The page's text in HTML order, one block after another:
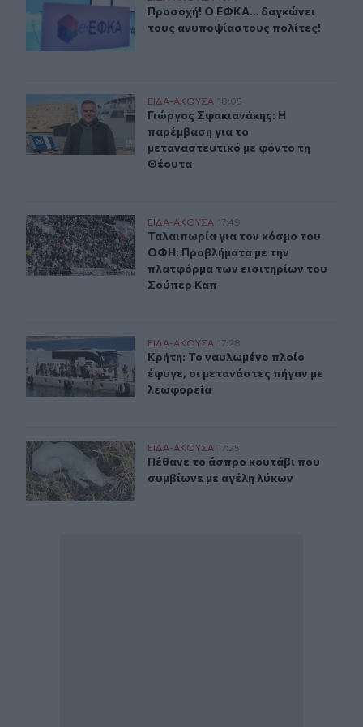
Προσοχή! Ο ΕΦΚΑ… δαγκώνει τους
Προσοχή! Ο ΕΦΚΑ… δαγκώνει
τους ανυποψίαστους πολίτες!
Γιώργος Σφακιανάκης: Η παρέμβαση για το
ΕΙΔΑ-ΑΚΟΥΣΑ 18:05
Γιώργος Σφακιανάκης: Η
Γιώργος Σφακιανάκης: Η
παρέμβαση για το
μεταναστευτικό με φόντο τη
Θέουτα
Ταλαιπωρία για τον κόσμο του ΟΦΗ: Προβλήματα με
ΕΙΔΑ-ΑΚΟΥΣΑ 17:49
Ταλαιπωρία για τον κόσμο του
Ταλαιπωρία για τον κόσμο του
ΟΦΗ: Προβλήματα με την
πλατφόρμα των εισιτηρίων του
Σούπερ Καπ
Κρήτη: Το ναυλωμένο πλοίο έφυγε, οι μετανάστες
ΕΙΔΑ-ΑΚΟΥΣΑ 17:28
Κρήτη: Το ναυλωμένο πλοίο έφυγε,
Κρήτη: Το ναυλωμένο πλοίο
έφυγε, οι μετανάστες πήγαν με
λεωφορεία
Πέθανε το άσπρο κουτάβι που συμβίωνε με αγέλη λύκων
ΕΙΔΑ-ΑΚΟΥΣΑ 17:25
Πέθανε το άσπρο κουτάβι που
Πέθανε το άσπρο κουτάβι που
συμβίωνε με αγέλη λύκων